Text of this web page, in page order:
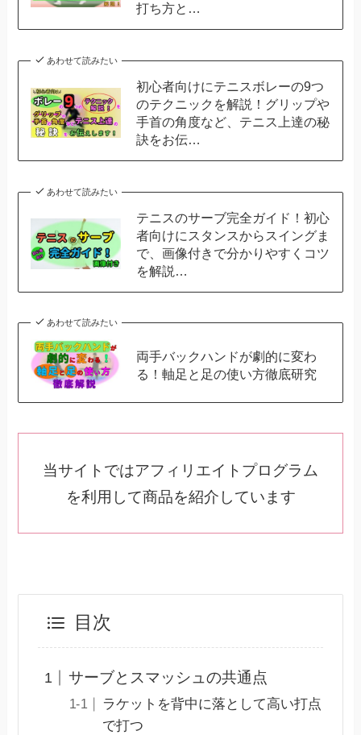
打ち方と…
あわせて読みたい
初心者向けにテニスボレーの9つ
のテクニックを解説！グリップや
手首の角度など、テニス上達の秘
訣をお伝…
あわせて読みたい
テニスのサーブ完全ガイド！初心
者向けにスタンスからスイングま
で、画像付きで分かりやすくコツ
を解説…
あわせて読みたい
両手バックハンドが劇的に変わ
る！軸足と足の使い方徹底研究
当サイトではアフィリエイトプログラム
を利用して商品を紹介しています
目次
サーブとスマッシュの共通点
ラケットを背中に落として高い打点
で打つ